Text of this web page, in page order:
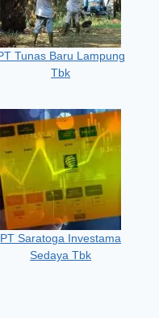
Tunas Baru Lampung
Tbk
PT Saratoga Investama
Sedaya Tbk